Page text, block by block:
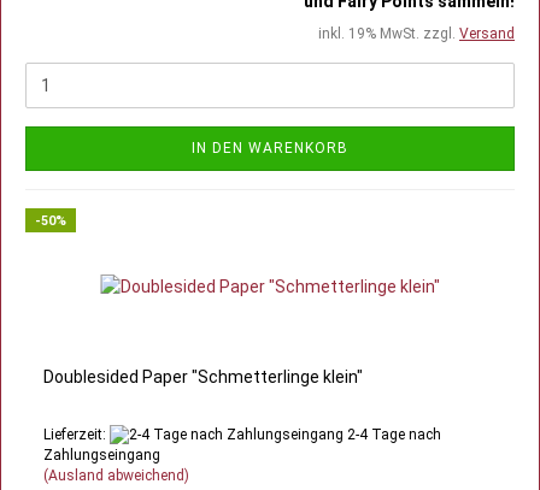
inkl. 19% MwSt. zzgl. Versand
IN DEN WARENKORB
-50%
Doublesided Paper "Schmetterlinge klein"
Lieferzeit:
2-4 Tage nach
Zahlungseingang
(Ausland abweichend)